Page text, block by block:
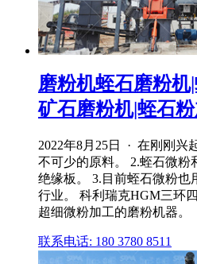
磨粉机蛭石磨粉
矿石磨粉机|蛭石
2022年8月25日 · 在刚刚兴
不可少的原料。 2.蛭石微粉
绝缘板。 3.目前蛭石微粉
行业。 科利瑞克HGM三环
超细微粉加工的磨粉机器。
联系电话: 180 3780 8511